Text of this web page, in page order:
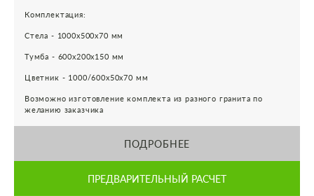
Комплектация:
Стела - 1000х500х70 мм
Тумба - 600х200х150 мм
Цветник - 1000/600х50х70 мм
Возможно изготовление комплекта из разного гранита по
желанию заказчика
ПОДРОБНЕЕ
ПРЕДВАРИТЕЛЬНЫЙ РАСЧЕТ